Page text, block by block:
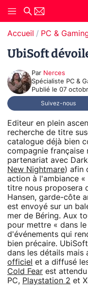
Accueil PC &
UbiSoft
Par Nerces
Spécialiste PC &
Publié le 07
Suivez-nous
Editeur en plein
recherche de titre
catalogue déjà bien
compagnie française
partenariat avec
New Nightmare) afin
action à l'ambiance «
titre nous proposera
Hansen, garde-côte
est envoyé sur un
mer de Béring. Aux
pour mettre « dans
d'événements qui
bien précaire.
dans les détails mais
officiel et a diffusé
Cold Fear est
PC, Playstation 2 et